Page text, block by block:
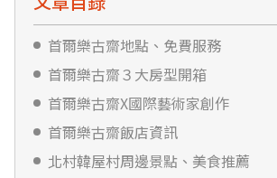
首爾樂古齋地點、免費服務
首爾樂古齋３大房型開箱
首爾樂古齋X國際藝術家創作
首爾樂古齋飯店資訊
北村韓屋村周邊景點、美食推薦